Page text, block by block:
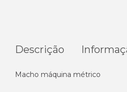
Descrição
Macho máquina métrico